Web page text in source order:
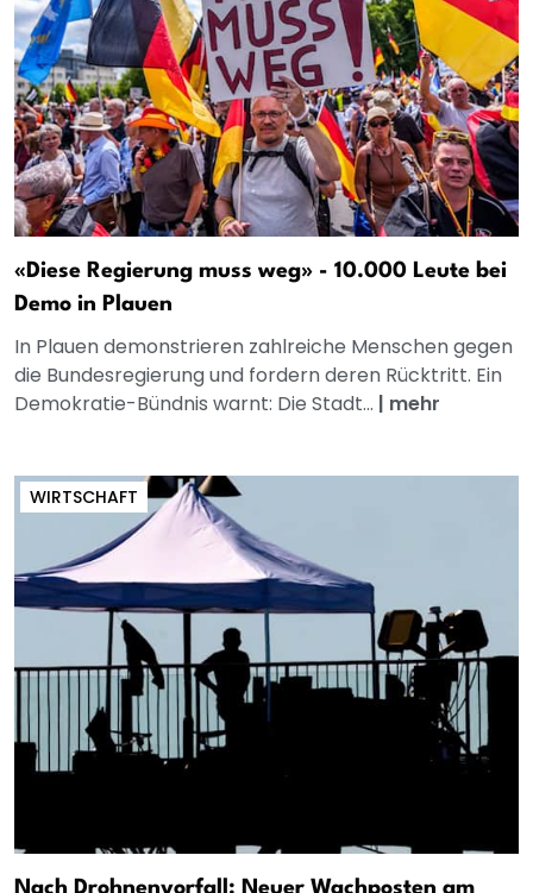
«Diese Regierung muss weg» - 10.000 Leute bei
Demo in Plauen
In Plauen demonstrieren zahlreiche Menschen gegen
die Bundesregierung und fordern deren Rücktritt. Ein
Demokratie-Bündnis warnt: Die Stadt... | mehr
WIRTSCHAFT
Nach Drohnenvorfall: Neuer Wachposten am